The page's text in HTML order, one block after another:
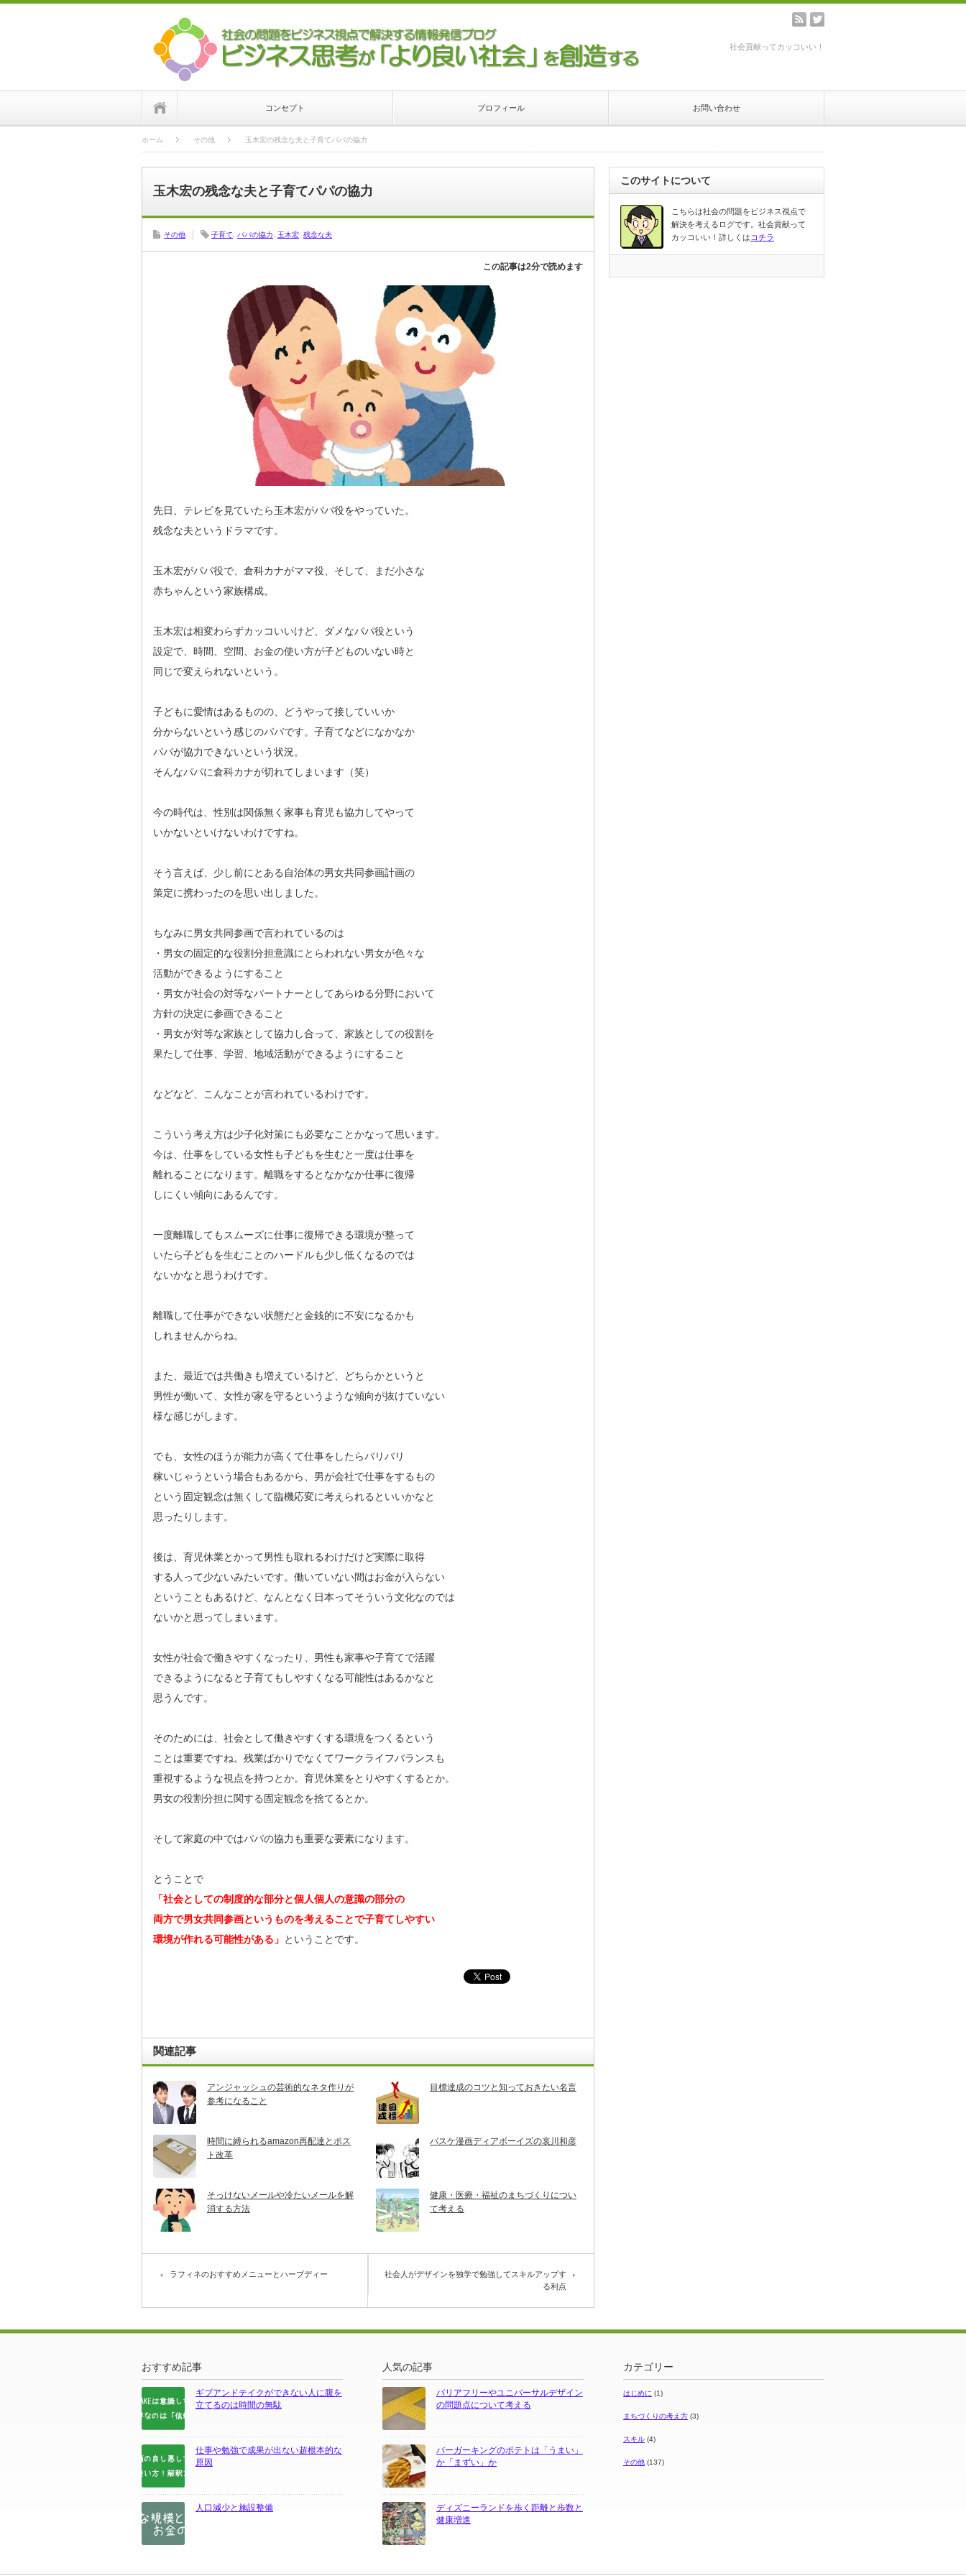
社会貢献ってカッコいい！
コンセプト プロフィール お問い合わせ
rss
ホーム その他 玉木宏の残念な夫と子育てパパの協力
玉木宏の残念な夫と子育てパパの協力
その他 子育て パパの協力 玉木宏 残念な夫
この記事は2分で読めます
先日、テレビを見ていたら玉木宏がパパ役をやっていた。
残念な夫というドラマです。
玉木宏がパパ役で、倉科カナがママ役、そして、まだ小さな
赤ちゃんという家族構成。
玉木宏は相変わらずカッコいいけど、ダメなパパ役という
設定で、時間、空間、お金の使い方が子どものいない時と
同じで変えられないという。
子どもに愛情はあるものの、どうやって接していいか
分からないという感じのパパです。子育てなどになかなか
パパが協力できないという状況。
そんなパパに倉科カナが切れてしまいます（笑）
今の時代は、性別は関係無く家事も育児も協力してやって
いかないといけないわけですね。
そう言えば、少し前にとある自治体の男女共同参画計画の
策定に携わったのを思い出しました。
ちなみに男女共同参画で言われているのは
・男女の固定的な役割分担意識にとらわれない男女が色々な
活動ができるようにすること
・男女が社会の対等なパートナーとしてあらゆる分野において
方針の決定に参画できること
・男女が対等な家族として協力し合って、家族としての役割を
果たして仕事、学習、地域活動ができるようにすること
などなど、こんなことが言われているわけです。
こういう考え方は少子化対策にも必要なことかなって思います。
今は、仕事をしている女性も子どもを生むと一度は仕事を
離れることになります。離職をするとなかなか仕事に復帰
しにくい傾向にあるんです。
一度離職してもスムーズに仕事に復帰できる環境が整って
いたら子どもを生むことのハードルも少し低くなるのでは
ないかなと思うわけです。
離職して仕事ができない状態だと金銭的に不安になるかも
しれませんからね。
また、最近では共働きも増えているけど、どちらかというと
男性が働いて、女性が家を守るというような傾向が抜けていない
様な感じがします。
でも、女性のほうが能力が高くて仕事をしたらバリバリ
稼いじゃうという場合もあるから、男が会社で仕事をするもの
という固定観念は無くして臨機応変に考えられるといいかなと
思ったりします。
後は、育児休業とかって男性も取れるわけだけど実際に取得
する人って少ないみたいです。働いていない間はお金が入らない
ということもあるけど、なんとなく日本ってそういう文化なのでは
ないかと思ってしまいます。
女性が社会で働きやすくなったり、男性も家事や子育てで活躍
できるようになると子育てもしやすくなる可能性はあるかなと
思うんです。
そのためには、社会として働きやすくする環境をつくるという
ことは重要ですね。残業ばかりでなくてワークライフバランスも
重視するような視点を持つとか。育児休業をとりやすくするとか。
男女の役割分担に関する固定観念を捨てるとか。
そして家庭の中ではパパの協力も重要な要素になります。
とうことで
「社会としての制度的な部分と個人個人の意識の部分の
両方で男女共同参画というものを考えることで子育てしやすい
環境が作れる可能性がある」 ということです。
関連記事
アンジャッシュの芸術的なネタ作りが
参考になること
目標達成のコツと知っておきたい名言
時間に縛られるamazon再配達とポス
ト改革
バスケ漫画ディアボーイズの哀川和彦
そっけないメールや冷たいメールを解
消する方法
健康・医療・福祉のまちづくりについ
て考える
ラフィネのおすすめメニューとハーブディー
社会人がデザインを独学で勉強してスキルアップす
る利点
このサイトについて
こちらは社会の問題をビジネス視点で
解決を考えるログです。社会貢献って
カッコいい！詳しくは コチラ
おすすめ記事
ギブアンドテイクができない人に腹を
立てるのは時間の無駄
仕事や勉強で成果が出ない超根本的な
原因
人口減少と施設整備
人気の記事
バリアフリーやユニバーサルデザイン
の問題点について考える
バーガーキングのポテトは「うまい」
か「まずい」か
ディズニーランドを歩く距離と歩数と
健康増進
カテゴリー
はじめに (1)
まちづくりの考え方 (3)
スキル (4)
その他 (137)